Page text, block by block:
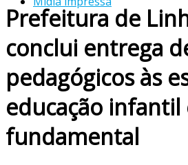
Prefeitura de
conclui entrega
pedagógicos às
educação infantil
fundamental